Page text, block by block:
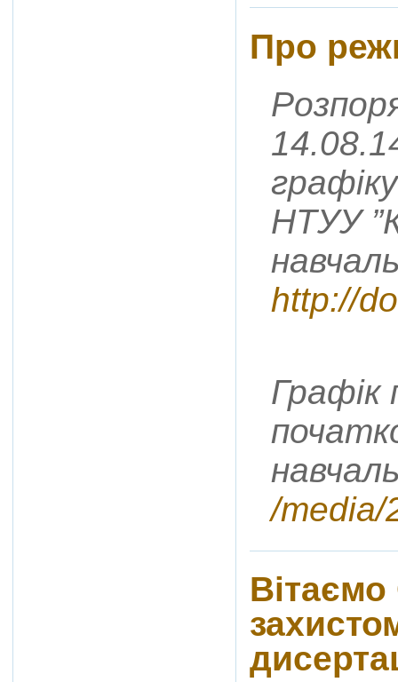
Про
НТУУ
http://
Графік
/media/